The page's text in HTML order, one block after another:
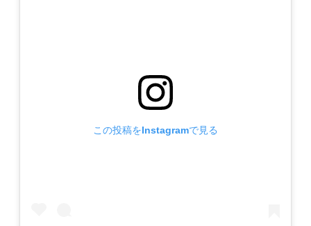
この投稿をInstagramで見る